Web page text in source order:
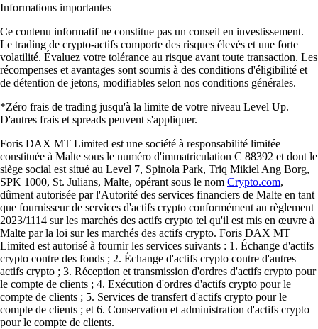
Informations importantes
Ce contenu informatif ne constitue pas un conseil en investissement.
Le trading de crypto-actifs comporte des risques élevés et une forte
volatilité. Évaluez votre tolérance au risque avant toute transaction. Les
récompenses et avantages sont soumis à des conditions d'éligibilité et
de détention de jetons, modifiables selon nos conditions générales.
*Zéro frais de trading jusqu'à la limite de votre niveau Level Up.
D'autres frais et spreads peuvent s'appliquer.
Foris DAX MT Limited est une société à responsabilité limitée
constituée à Malte sous le numéro d'immatriculation C 88392 et dont le
siège social est situé au Level 7, Spinola Park, Triq Mikiel Ang Borg,
SPK 1000, St. Julians, Malte, opérant sous le nom Crypto.com,
dûment autorisée par l'Autorité des services financiers de Malte en tant
que fournisseur de services d'actifs crypto conformément au règlement
2023/1114 sur les marchés des actifs crypto tel qu'il est mis en œuvre à
Malte par la loi sur les marchés des actifs crypto. Foris DAX MT
Limited est autorisé à fournir les services suivants : 1. Échange d'actifs
crypto contre des fonds ; 2. Échange d'actifs crypto contre d'autres
actifs crypto ; 3. Réception et transmission d'ordres d'actifs crypto pour
le compte de clients ; 4. Exécution d'ordres d'actifs crypto pour le
compte de clients ; 5. Services de transfert d'actifs crypto pour le
compte de clients ; et 6. Conservation et administration d'actifs crypto
pour le compte de clients.